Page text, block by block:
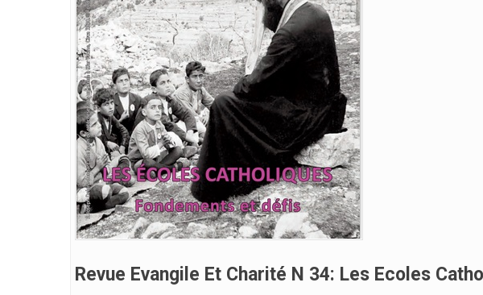
Revue Evangile Et Charité N 34: Les Ecoles